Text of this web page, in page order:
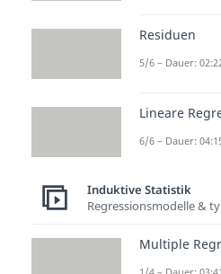
logistischen
kannst du
für eine
Modell zu
Die Funktion
Residuen
5/6 – Dauer:
Lineare
6/6 – Dauer:
Induktive Statistik
Regressionsmodelle &
Multiple